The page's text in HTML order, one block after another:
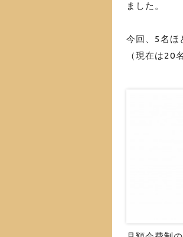
ました。
今回、5名ほ
（現在は20